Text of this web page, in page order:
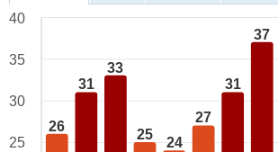
26
31
33
25
24
27
31
37
40
35
30
25